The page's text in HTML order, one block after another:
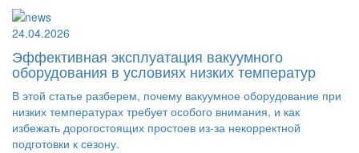
24.04.2026
Эффективная эксплуатация вакуумного
оборудования в условиях низких температур
В этой статье разберем, почему вакуумное оборудование при
низких температурах требует особого внимания, и как
избежать дорогостоящих простоев из-за некорректной
подготовки к сезону.